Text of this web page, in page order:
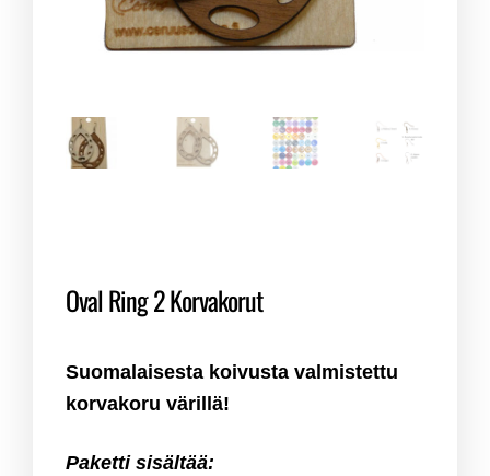
Oval Ring 2 Korvakorut
Suomalaisesta koivusta valmistettu
korvakoru värillä!
Paketti sisältää: